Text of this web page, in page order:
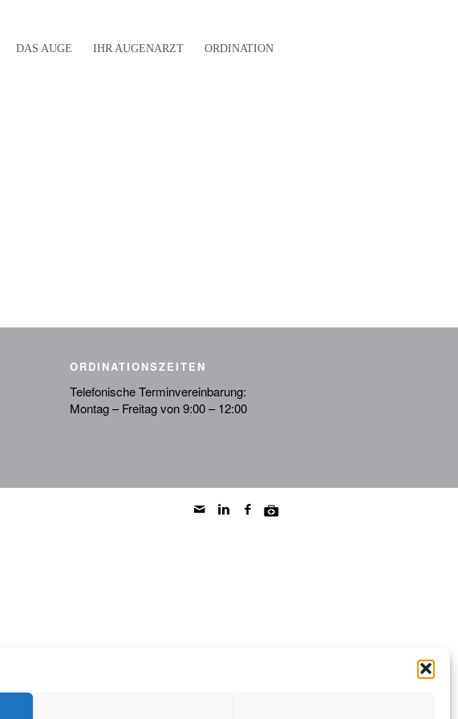
DAS AUGE IHR AUGENARZT ORDINATION
ORDINATIONSZEITEN
Telefonische Terminvereinbarung:
Montag – Freitag von 9:00 – 12:00